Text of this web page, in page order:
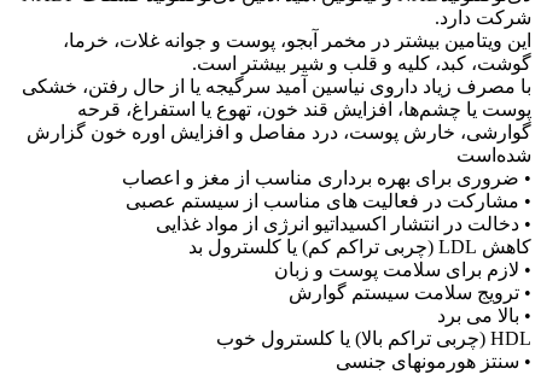
شرکت دارد.
این ویتامین بیشتر در مخمر آبجو، پوست و جوانه غلات، خرما،
گوشت، کبد، کلیه و قلب و شیر بیشتر است.
با مصرف زیاد داروی نیاسین آمید سرگیجه یا از حال رفتن، خشکی
پوست یا چشم‌ها، افزایش قند خون، تهوع یا استفراغ، قرحه
گوارشی، خارش پوست، درد مفاصل و افزایش اوره خون گزارش
شده‌است
• ضروری برای بهره برداری مناسب از مغز و اعصاب
• مشارکت در فعالیت های مناسب از سیستم عصبی
• دخالت در انتشار اکسیداتیو انرژی از مواد غذایی
کاهش LDL (چربی تراکم کم) یا کلسترول بد
• لازم برای سلامت پوست و زبان
• ترویج سلامت سیستم گوارش
• بالا می برد
HDL (چربی تراکم بالا) یا کلسترول خوب
• سنتز هورمونهای جنسی